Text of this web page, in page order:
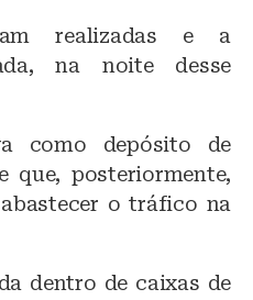
realizadas e a
na noite desse
como depósito de
que, posteriormente,
o tráfico na
dentro de caixas de